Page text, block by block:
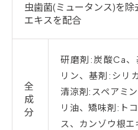
虫歯菌(ミュータンス)を
エキスを配合
全
成
分
研磨剤:炭酸Ca
リン、基剤:シリ
清涼剤:スペアミ
リ油、矯味剤:ト
ス、カンゾウ根